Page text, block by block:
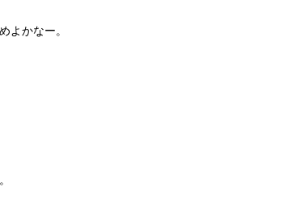
よかなー。